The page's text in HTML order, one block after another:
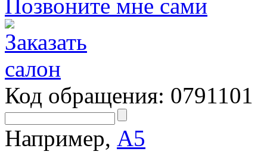
Позвоните мне сами
Код обращения: 0791101
Например, А5